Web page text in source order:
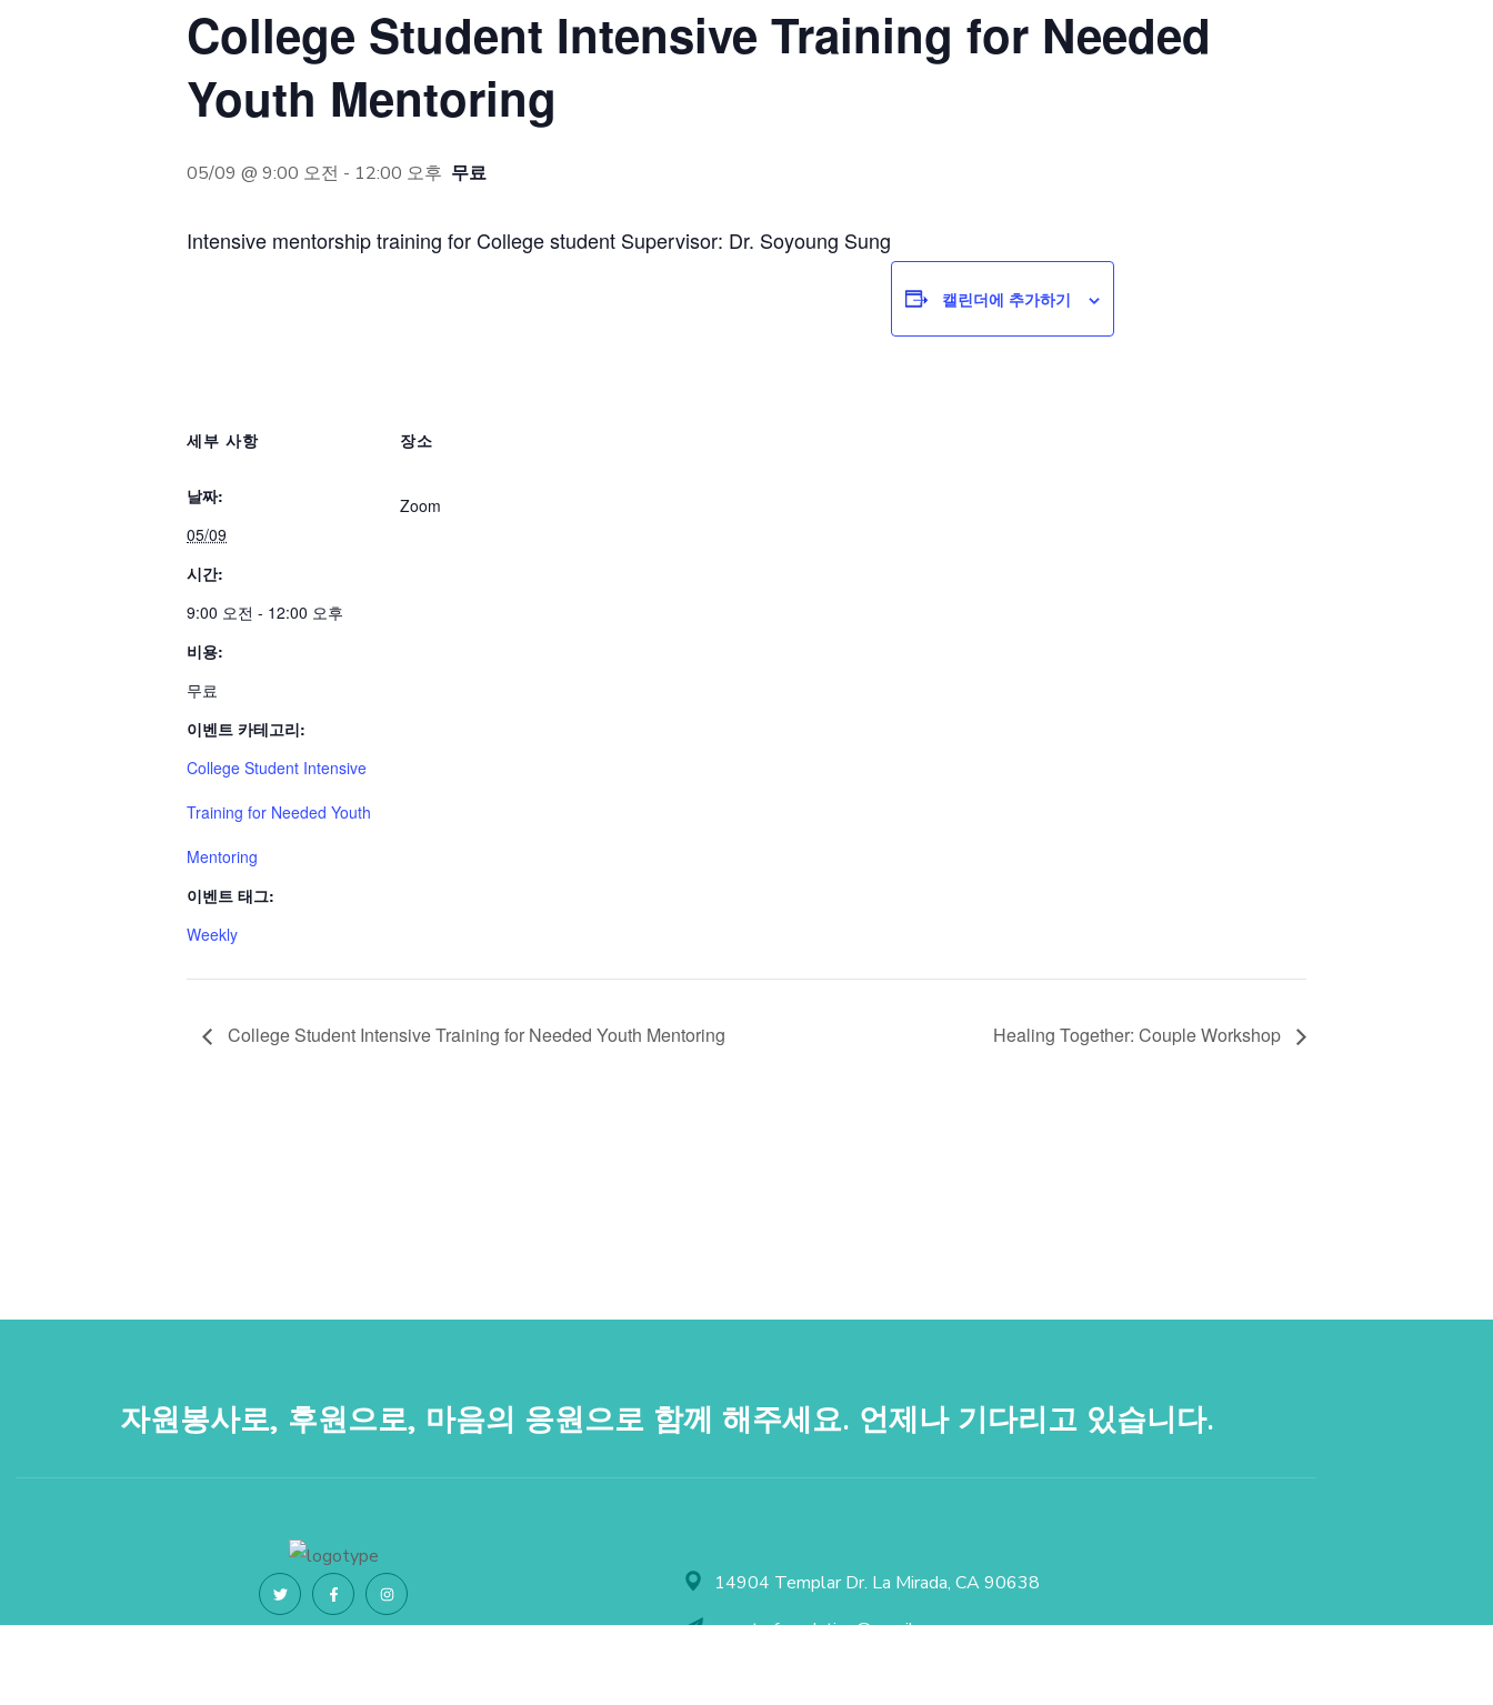
College Student Intensive Training for Needed
Youth Mentoring
05/09 @ 9:00 오전 - 12:00 오후 무료
Intensive mentorship training for College student Supervisor: Dr. Soyoung Sung
캘린더에 추가하기
세부 사항
날짜:
05/09
시간:
9:00 오전 - 12:00 오후
비용:
무료
이벤트 카테고리:
College Student Intensive
Training for Needed Youth
Mentoring
이벤트 태그:
Weekly
장소
Zoom
College Student Intensive Training for Needed Youth Mentoring Healing Together: Couple Workshop
자원봉사로, 후원으로, 마음의 응원으로 함께 해주세요. 언제나 기다리고 있습니다.
14904 Templar Dr. La Mirada, CA 90638
youstarfoundation@gmail.com